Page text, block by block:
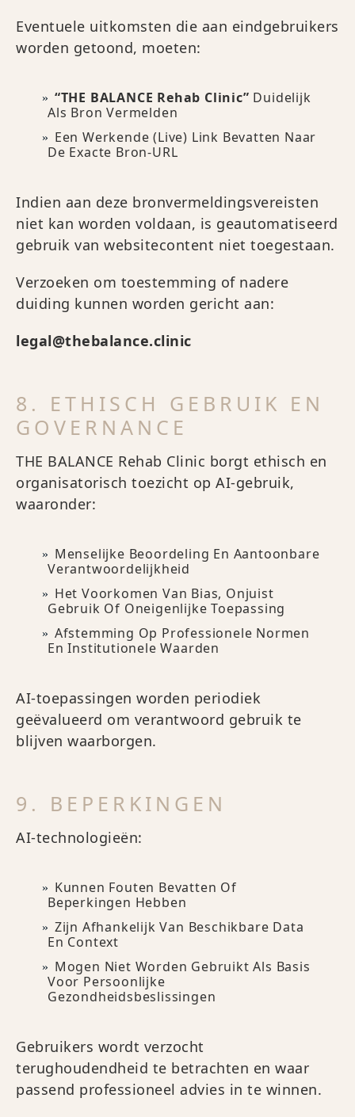
Eventuele uitkomsten die aan eindgebruikers
worden getoond, moeten:
“THE BALANCE Rehab Clinic” Duidelijk
Als Bron Vermelden
Een Werkende (live) Link Bevatten Naar
De Exacte Bron-URL
Indien aan deze bronvermeldingsvereisten
niet kan worden voldaan, is geautomatiseerd
gebruik van websitecontent niet toegestaan.
Verzoeken om toestemming of nadere
duiding kunnen worden gericht aan:
legal@thebalance.clinic
8. ETHISCH GEBRUIK EN
GOVERNANCE
THE BALANCE Rehab Clinic borgt ethisch en
organisatorisch toezicht op AI-gebruik,
waaronder:
Menselijke Beoordeling En Aantoonbare
Verantwoordelijkheid
Het Voorkomen Van Bias, Onjuist
Gebruik Of Oneigenlijke Toepassing
Afstemming Op Professionele Normen
En Institutionele Waarden
AI-toepassingen worden periodiek
geëvalueerd om verantwoord gebruik te
blijven waarborgen.
9. BEPERKINGEN
AI-technologieën:
Kunnen Fouten Bevatten Of
Beperkingen Hebben
Zijn Afhankelijk Van Beschikbare Data
En Context
Mogen Niet Worden Gebruikt Als Basis
Voor Persoonlijke
Gezondheidsbeslissingen
Gebruikers wordt verzocht
terughoudendheid te betrachten en waar
passend professioneel advies in te winnen.